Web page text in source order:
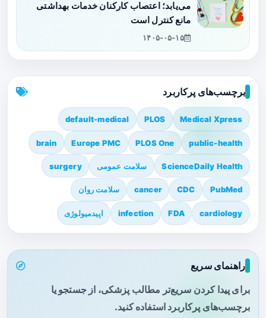
می‌یابد؛ اعتصاب کارکنان خدمات بهداشتی
مانع کنترل است
۱۴۰۵-۰۵-۱۵
برچسب‌های پرکاربرد
Medical Xpress
PLOS
default-medical
public-health
PLOS One
Europe PMC
brain
ScienceDaily Health سلامت عمومی surgery
PubMed
CDC
cancer سلامت روان
cardiology
FDA
infection اپیدمیولوژی
راهنمای سریع
برای پیدا کردن سریع‌تر مطالب پزشکی، از جستجو یا
برچسب‌های پرکاربرد استفاده کنید.